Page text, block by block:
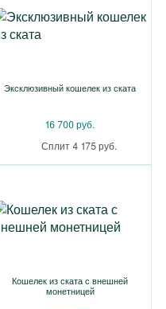
Эксклюзивный кошелек из ската
16 700 руб.
Сплит 4 175 руб.
Кошелек из ската с внешней
монетницей